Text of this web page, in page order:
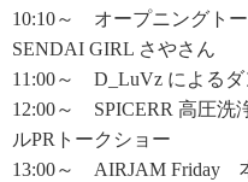
10:10～ オープニングト
SENDAI GIRL さやさん
11:00～ D_LuVz によるダ
12:00～ SPICERR 高圧
ルPRトークショー
13:00～ AIRJAM Friday